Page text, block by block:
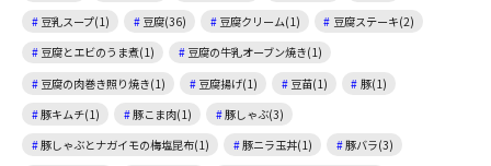
豆乳スープ(1)
豆腐(36) 豆腐クリーム(1)
豆腐ステーキ(2)
豆腐とエビのうま煮(1)
豆腐の牛乳オーブン焼き(1)
豆腐の肉巻き照り焼き(1)
豆腐揚げ(1) 豆苗(1)
豚(1)
豚キムチ(1)
豚こま肉(1)
豚しゃぶ(3)
豚しゃぶとナガイモの梅塩昆布(1)
豚ニラ玉丼(1)
豚バラ(3)